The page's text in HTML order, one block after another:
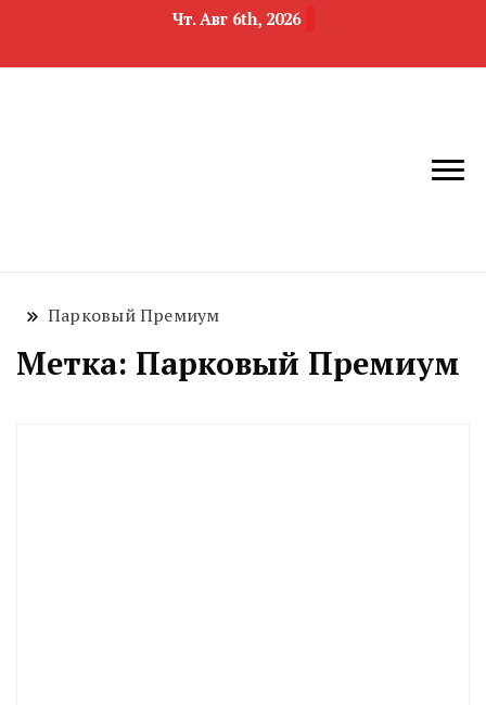
Чт. Авг 6th, 2026
Парковый Премиум
Метка: Парковый Премиум